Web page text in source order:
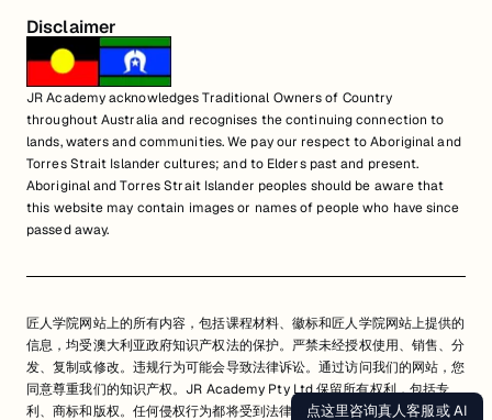
Disclaimer
JR Academy acknowledges Traditional Owners of Country
throughout Australia and recognises the continuing connection to
lands, waters and communities. We pay our respect to Aboriginal and
Torres Strait Islander cultures; and to Elders past and present.
Aboriginal and Torres Strait Islander peoples should be aware that
this website may contain images or names of people who have since
passed away.
匠人学院网站上的所有内容，包括课程材料、徽标和匠人学院网站上提供的
信息，均受澳大利亚政府知识产权法的保护。严禁未经授权使用、销售、分
发、复制或修改。违规行为可能会导致法律诉讼。通过访问我们的网站，您
同意尊重我们的知识产权。JR Academy Pty Ltd 保留所有权利，包括专
利、商标和版权。任何侵权行为都将受到法律追究。查看用户协议
点这里咨询真人客服或 AI